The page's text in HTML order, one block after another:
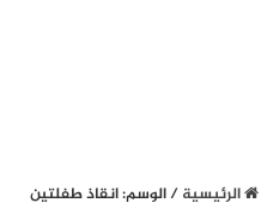
الرئيسية/الوسم:انقاذ طفلتين